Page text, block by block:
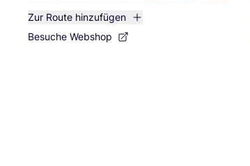
Zur Route hinzufügen
Besuche Webshop